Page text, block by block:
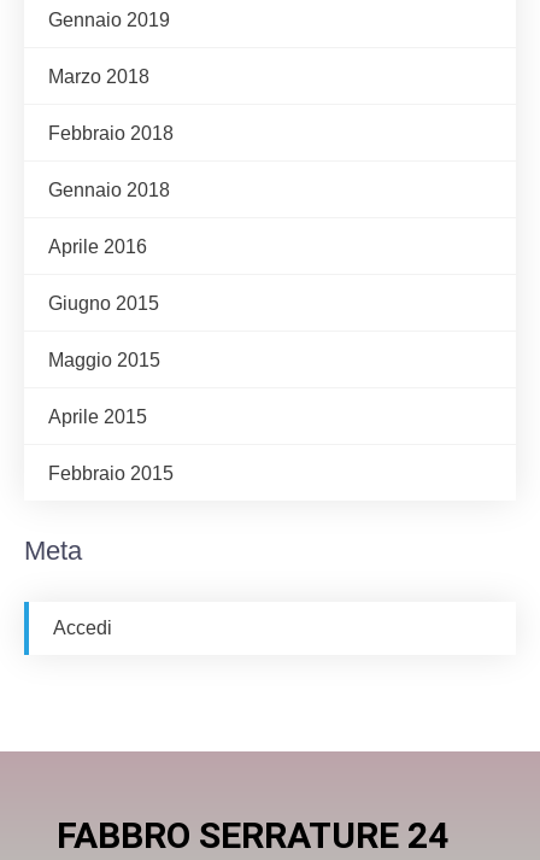
Gennaio 2019
Marzo 2018
Febbraio 2018
Gennaio 2018
Aprile 2016
Giugno 2015
Maggio 2015
Aprile 2015
Febbraio 2015
Meta
Accedi
FABBRO SERRATURE 24